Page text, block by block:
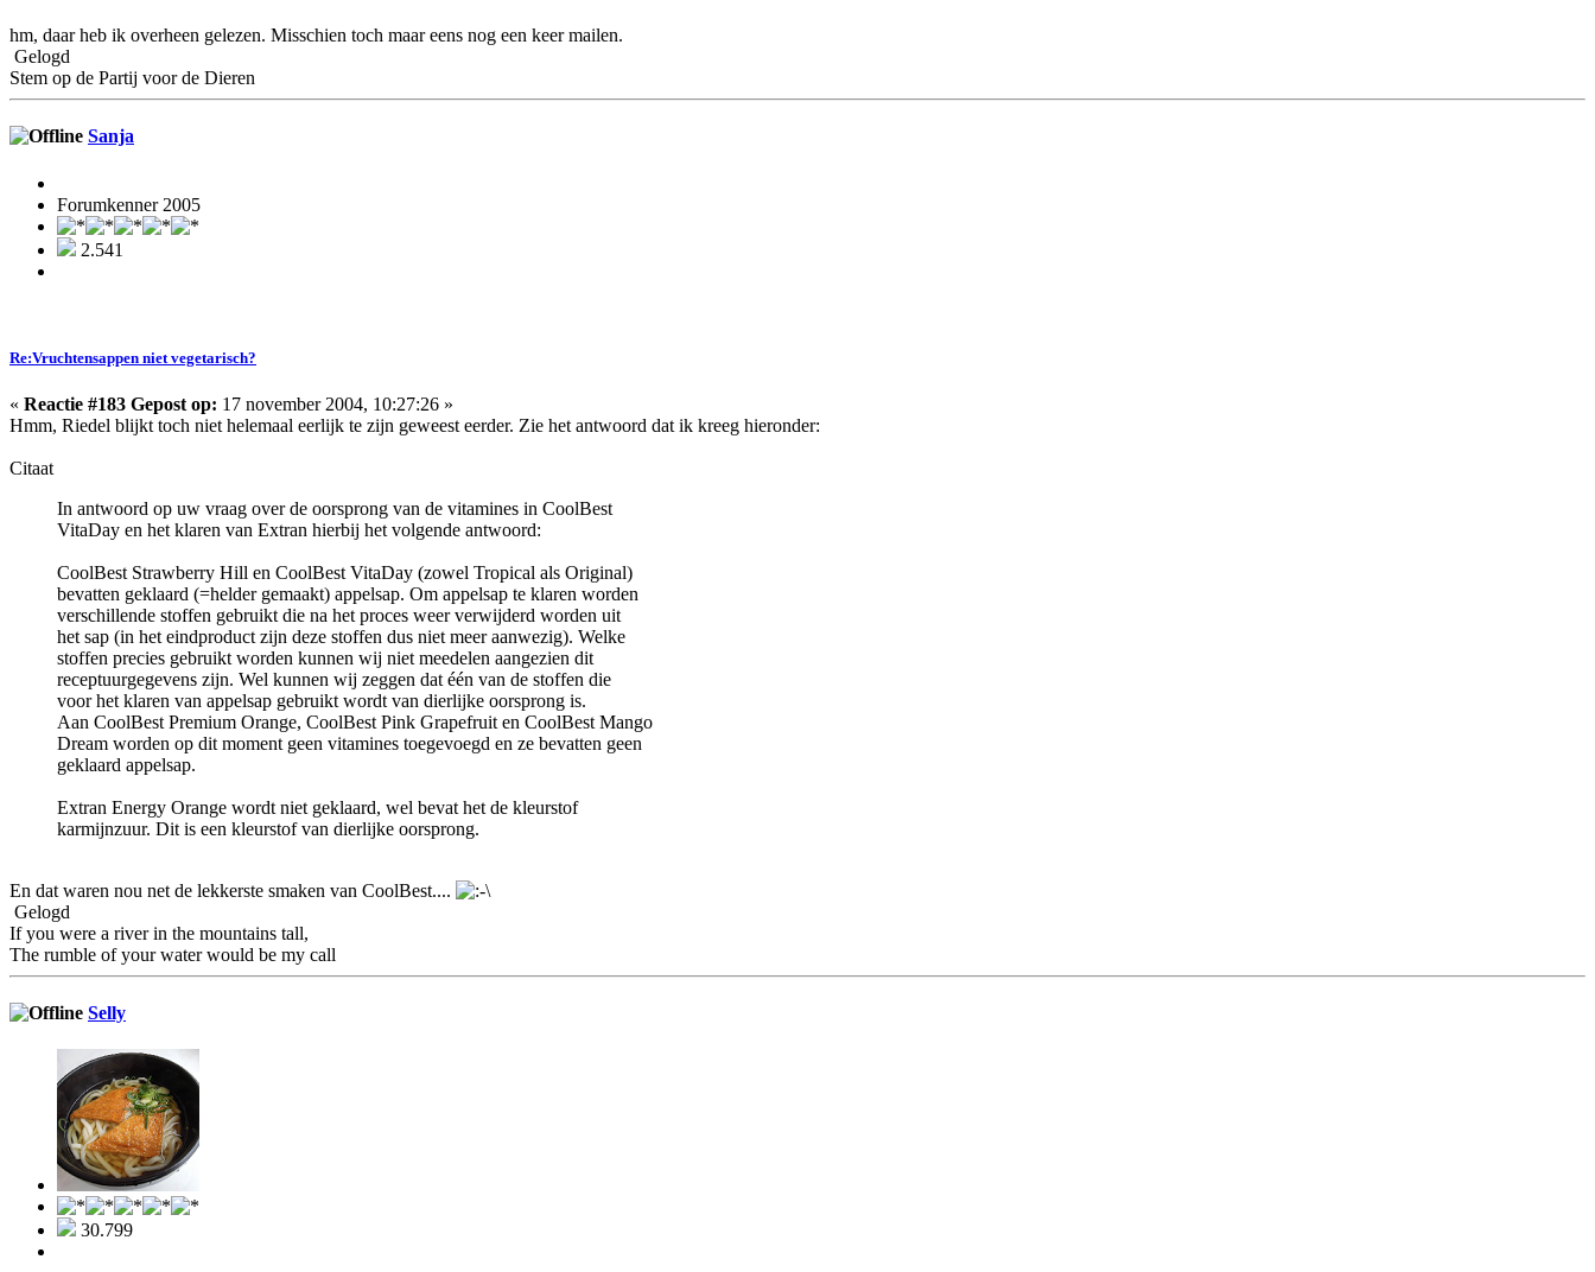
hm, daar heb ik overheen gelezen. Misschien toch maar eens nog een keer mailen.
Gelogd
Stem op de Partij voor de Dieren
Sanja
Forumkenner 2005
2.541
Re:Vruchtensappen niet vegetarisch?
« Reactie #183 Gepost op: 17 november 2004, 10:27:26 »
Hmm, Riedel blijkt toch niet helemaal eerlijk te zijn geweest eerder. Zie het antwoord dat ik kreeg hieronder:
Citaat
In antwoord op uw vraag over de oorsprong van de vitamines in CoolBest
VitaDay en het klaren van Extran hierbij het volgende antwoord:
CoolBest Strawberry Hill en CoolBest VitaDay (zowel Tropical als Original)
bevatten geklaard (=helder gemaakt) appelsap. Om appelsap te klaren worden
verschillende stoffen gebruikt die na het proces weer verwijderd worden uit
het sap (in het eindproduct zijn deze stoffen dus niet meer aanwezig). Welke
stoffen precies gebruikt worden kunnen wij niet meedelen aangezien dit
receptuurgegevens zijn. Wel kunnen wij zeggen dat één van de stoffen die
voor het klaren van appelsap gebruikt wordt van dierlijke oorsprong is.
Aan CoolBest Premium Orange, CoolBest Pink Grapefruit en CoolBest Mango
Dream worden op dit moment geen vitamines toegevoegd en ze bevatten geen
geklaard appelsap.
Extran Energy Orange wordt niet geklaard, wel bevat het de kleurstof
karmijnzuur. Dit is een kleurstof van dierlijke oorsprong.
En dat waren nou net de lekkerste smaken van CoolBest....
Gelogd
If you were a river in the mountains tall,
The rumble of your water would be my call
Selly
30.799